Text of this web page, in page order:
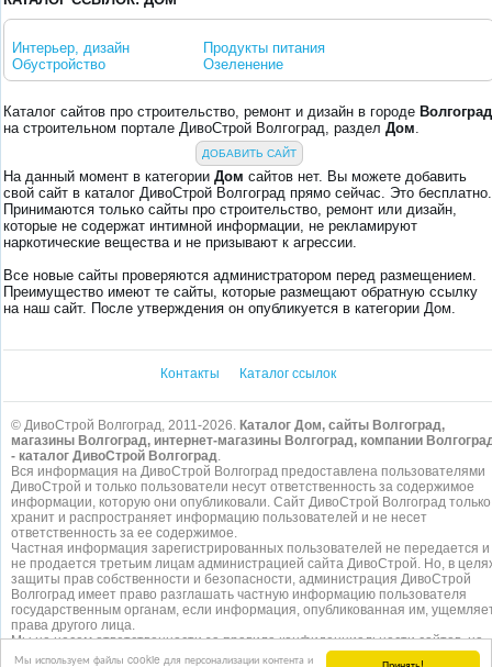
Мы используем файлы cookie для персонализации контента и
Интерьер, дизайн
Обустройство
Продукты питания
Озеленение
Каталог сайтов про строительство, ремонт и дизайн в городе Волгоград
на строительном портале ДивоСтрой Волгоград, раздел Дом.
ДОБАВИТЬ САЙТ
На данный момент в категории Дом сайтов нет. Вы можете добавить
свой сайт в каталог ДивоСтрой Волгоград прямо сейчас. Это бесплатно.
Принимаются только сайты про строительство, ремонт или дизайн,
которые не содержат интимной информации, не рекламируют
наркотические вещества и не призывают к агрессии.
Все новые сайты проверяются администратором перед размещением.
Преимущество имеют те сайты, которые размещают обратную ссылку
на наш сайт. После утверждения он опубликуется в категории Дом.
Контакты Каталог ссылок
© ДивоСтрой Волгоград, 2011-2026. Каталог Дом, сайты Волгоград,
магазины Волгоград, интернет-магазины Волгоград, компании
- каталог ДивоСтрой Волгоград.
Вся информация на ДивоСтрой Волгоград предоставлена пользователями
ДивоСтрой и только пользователи несут ответственность за содержимое
информации, которую они опубликовали. Сайт ДивоСтрой Волгоград только
хранит и распространяет информацию пользователей и не несет
ответственность за ее содержимое.
Частная информация зарегистрированных пользователей не передается и
не продается третьим лицам администрацией сайта ДивоСтрой. Но, в
защиты прав собственности и безопасности, администрация ДивоСтрой
Волгоград имеет право разглашать частную информацию пользователя
государственным органам, если информация, опубликованная им,
права другого лица.
Мы не несем ответственности за правила конфиденциальности сайтов, на
которые ссылается ДивоСтрой. На некоторых страницах нашего